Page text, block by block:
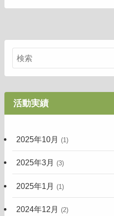
活動実績
2025年10月 (1)
2025年3月 (3)
2025年1月 (1)
2024年12月 (2)